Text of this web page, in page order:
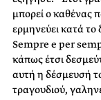
μπορεί ο καθένας
ερμηνεύει κατά
Sempre e per
κάπως έτσι
αυτή η δέσμευσή
τραγουδιού,